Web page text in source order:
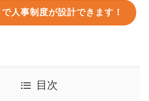
人事制度が設計できます！
目次